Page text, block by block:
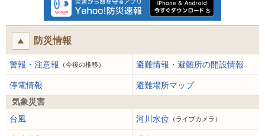
防災情報
警報・注意報 （今後の推移） 避難情報・避難所の開設情報
停電情報
避難場所マップ
気象災害
台風
河川水位 （ライブカメラ）